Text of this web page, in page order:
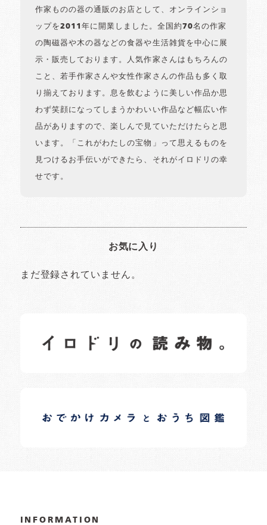
作家ものの器の通販のお店として、オンラインショ
ップを2011年に開業しました。全国約70名の作家
の陶磁器や木の器などの食器や生活雑貨を中心に展
示・販売しております。人気作家さんはもちろんの
こと、若手作家さんや女性作家さんの作品も多く取
り揃えております。息を飲むように美しい作品か思
わず笑顔になってしまうかわいい作品など幅広い作
品がありますので、楽しんで見ていただけたらと思
います。「これがわたしの宝物」って思えるものを
見つけるお手伝いができたら、それがイロドリの幸
せです。
お気に入り
まだ登録されていません。
日常の様子など随時更新中です。
日常の様子など随時更新中です。
INFORMATION